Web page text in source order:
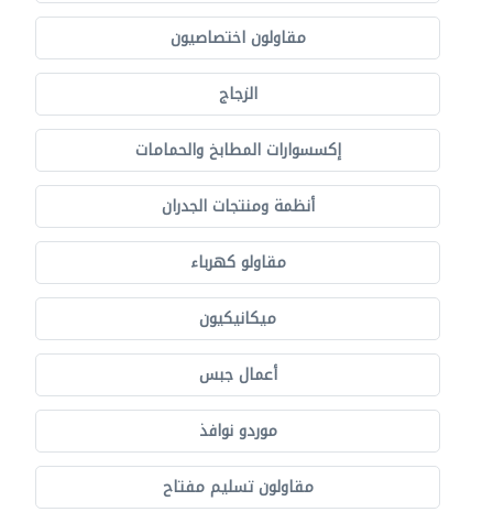
مقاولون اختصاصيون
الزجاج
إكسسوارات المطابخ والحمامات
أنظمة ومنتجات الجدران
مقاولو كهرباء
ميكانيكيون
أعمال جبس
موردو نوافذ
مقاولون تسليم مفتاح